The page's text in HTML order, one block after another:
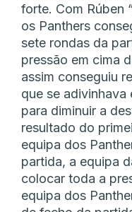
forte. Com Rúben
os Panthers
sete rondas da
pressão em cima
assim conseguiu
que se adivinhava
para diminuir a
resultado do
equipa dos
partida, a equipa
colocar toda a
equipa dos